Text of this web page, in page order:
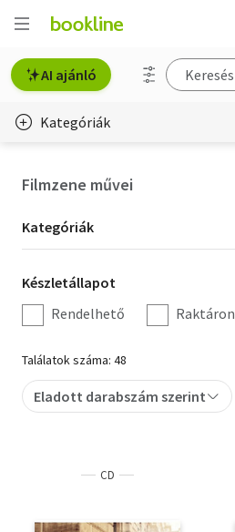
AI ajánló
Kategóriák
Hobbi, szabadidő
Irodalom
Művészet
Szakkönyv
Tankönyv, segédkönyv
Társadalomtudomány
Filmzene művei
Kategória
szűrés
Kategóriák
Készletállapot
szűrés
Készletállapot
Rendelhető
Raktáron
Találatok száma: 48
Eladott darabszám szerint
CD